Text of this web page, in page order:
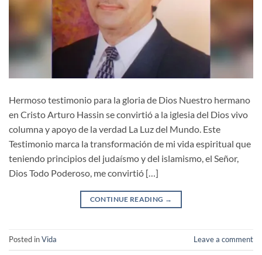
Hermoso testimonio para la gloria de Dios Nuestro hermano
en Cristo Arturo Hassin se convirtió a la iglesia del Dios vivo
columna y apoyo de la verdad La Luz del Mundo. Este
Testimonio marca la transformación de mi vida espiritual que
teniendo principios del judaísmo y del islamismo, el Señor,
Dios Todo Poderoso, me convirtió […]
CONTINUE READING →
Posted inVida Leave a comment